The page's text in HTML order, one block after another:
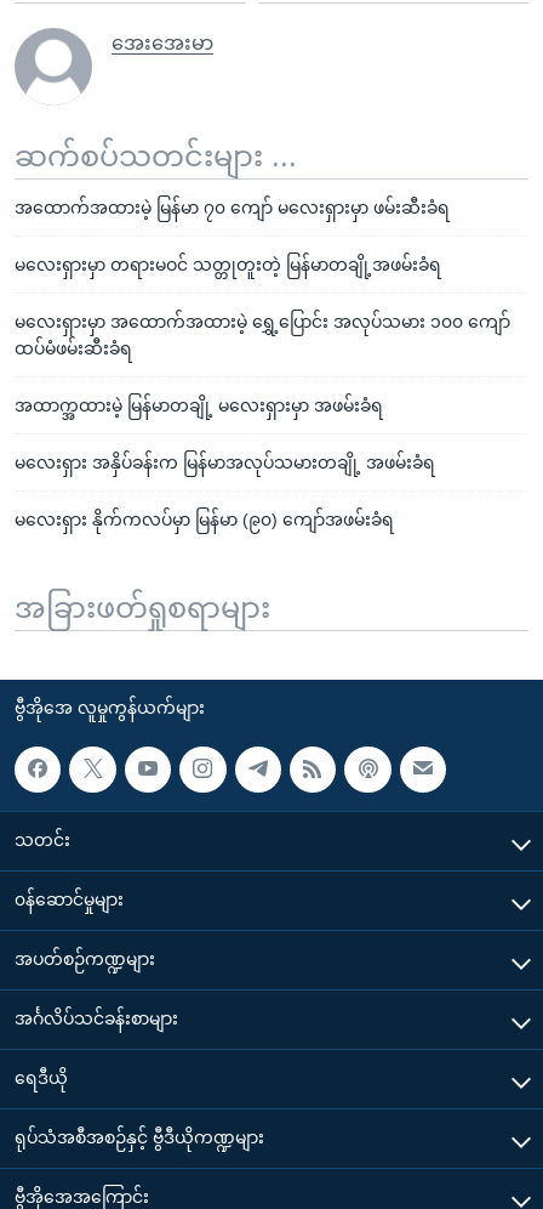
အေးအေးမာ
ဆက်စပ်သတင်းများ ...
အထောက်အထားမဲ့ မြန်မာ ၇၀ ကျော် မလေးရှားမှာ ဖမ်းဆီးခံရ
မလေးရှားမှာ တရားမဝင် သတ္တုတူးတဲ့ မြန်မာတချို့အဖမ်းခံရ
မလေးရှားမှာ အထောက်အထားမဲ့ ရွှေ့ပြောင်း အလုပ်သမား ၁၀၀ ကျော်
ထပ်မံဖမ်းဆီးခံရ
အထာက္အထားမဲ့ မြန်မာတချို့ မလေးရှားမှာ အဖမ်းခံရ
မလေးရှား အနှိပ်ခန်းက မြန်မာအလုပ်သမားတချို့ အဖမ်းခံရ
မလေးရှား နိုက်ကလပ်မှာ မြန်မာ (၉၀) ကျော်အဖမ်းခံရ
အခြားဖတ်ရှုစရာများ
ဗွီအိုအေ လူမှုကွန်ယက်များ
သတင်း
၀န်ဆောင်မှုများ
အပတ်စဉ်ကဏ္ဍများ
အင်္ဂလိပ်သင်ခန်းစာများ
ရေဒီယို
ရုပ်သံအစီအစဉ်နှင့် ဗွီဒီယိုကဏ္ဍများ
ဗွီအိုအေအကြောင်း